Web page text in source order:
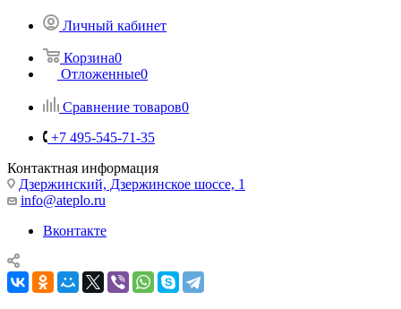
Личный кабинет
Корзина0
Отложенные0
Сравнение товаров0
+7 495-545-71-35
Контактная информация
Дзержинский, Дзержинское шоссе, 1
info@ateplo.ru
Вконтакте